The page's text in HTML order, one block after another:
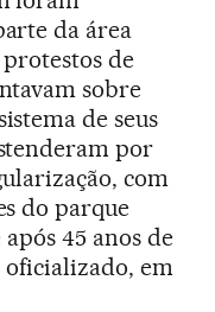
da área
de
sobre
de seus
por
com
do parque
45 anos de
em